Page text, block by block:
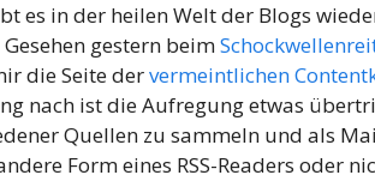
es in der heilen Welt der Blogs
gestern beim
die Seite dervermeintlichen
nach ist die Aufregung etwas
Quellen zu sammeln und als
Form eines RSS-Readers oder